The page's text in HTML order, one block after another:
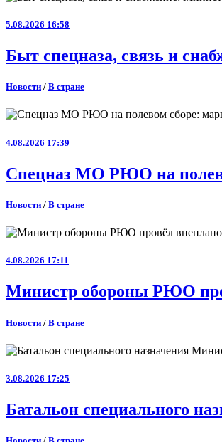
5.08.2026 16:58
Быт спецназа, связь и
Новости / В стране
4.08.2026 17:39
Спецназ МО РЮО на
Новости / В стране
4.08.2026 17:11
Министр обороны РЮО
Новости / В стране
3.08.2026 17:25
Батальон специального